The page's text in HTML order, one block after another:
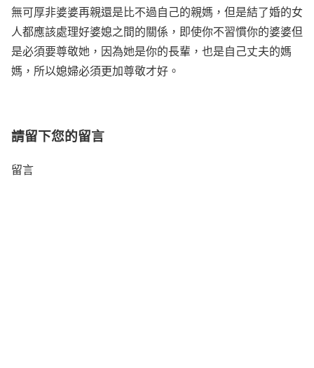
無可厚非婆婆再親還是比不過自己的親媽，但是結了婚的女
人都應該處理好婆媳之間的關係，即使你不習慣你的婆婆但
是必須要尊敬她，因為她是你的長輩，也是自己丈夫的媽
媽，所以媳婦必須更加尊敬才好。
請留下您的留言
留言